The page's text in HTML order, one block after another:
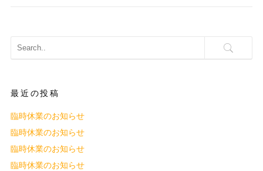
最近の投稿
臨時休業のお知らせ
臨時休業のお知らせ
臨時休業のお知らせ
臨時休業のお知らせ